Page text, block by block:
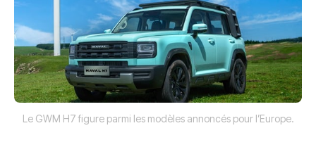
Le GWM H7 figure parmi les modèles annoncés pour l’Europe.